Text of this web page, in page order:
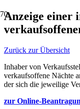
Anzeige einer
Zurück zur Übersicht
Inhaber von
verkaufsoffene Nächte
der sich die jeweilige
zur Online-